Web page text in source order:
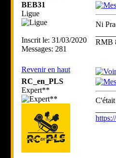
BEB31
Ligue
Inscrit le: 31/03/2020
Messages: 281
Ni
RMB
Revenir en haut
RC_en_PLS
Expert**